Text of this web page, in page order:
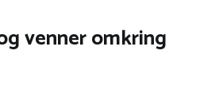
venner omkring